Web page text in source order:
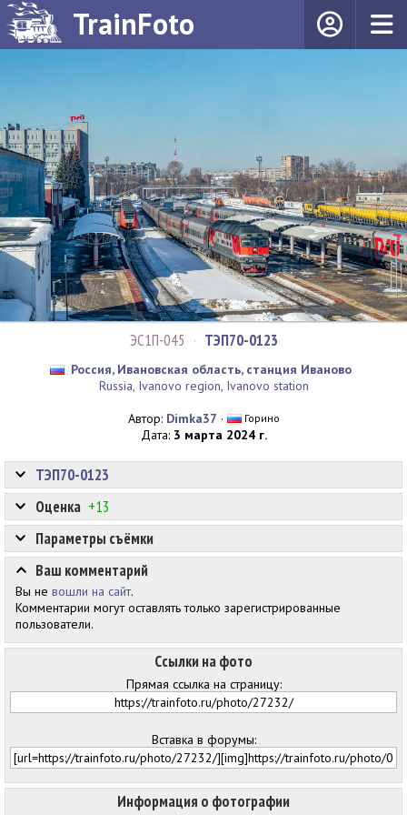
TrainFoto
ЭС1П-045 · ТЭП70-0123
Россия, Ивановская область, станция Иваново
Russia, Ivanovo region, Ivanovo station
Автор: Dimka37 · Горино
Дата: 3 марта 2024 г.
Информация о фотографии
Оценка +13
Ссылки на фото
Прямая ссылка на страницу:
Вставка в форумы:
ТЭП70-0123
Параметры съёмки
Ваш комментарий
Вы не вошли на сайт.
Комментарии могут оставлять только зарегистрированные
пользователи.